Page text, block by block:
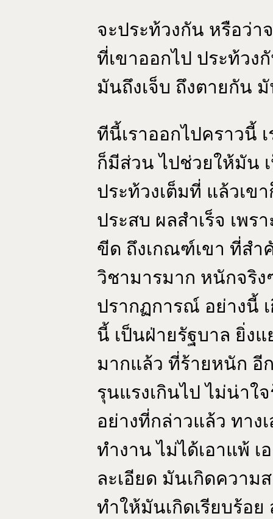
จะประท้วงกัน หรือว่า
ที่เขาออกไป ประท้วง
มันถึงเจ็บ ถึงตายกัน
ทีนี้เราออกไปคราวนี้
ก็มีส่วน ไปช่วยให้มัน
ประท้วงเต็มที่ แล้วเข
ประสบ ผลสำเร็จ เพร
ขีด ถึงเกณฑ์เขา ที่สำ
วิชามารมาก หนักจริง
ปรากฏการณ์ อย่างนี้
นี้ เป็นฝ่ายรัฐบาล ยิ่ง
มากแล้ว ที่ร้ายหนัก อี
รุนแรงเกินไป ไม่น่าใ
อย่างที่กล่าวแล้ว ทาง
ทำงาน ไม่ได้เอาแพ้
ละเอียด มันเกิดความ
ทำให้มันเกิดเรียบร้อ